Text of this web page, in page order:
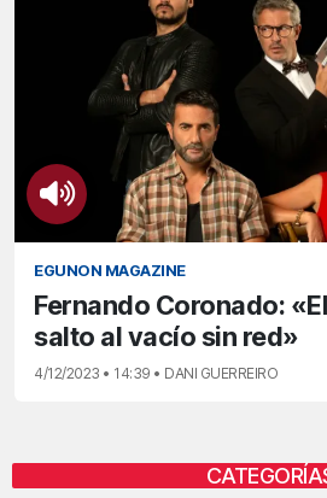
EGUNON MAGAZINE
Fernando Coronado:
salto al vacío sin red»
4/12/2023 • 14:39 • DANI GUERREIRO